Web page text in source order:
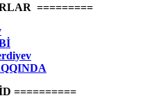
=========
==========